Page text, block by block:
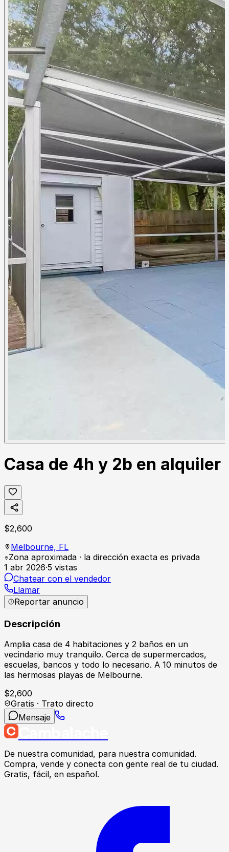
Casa de 4h y 2b en alquiler
$2,600
Melbourne, FL
Zona aproximada · la dirección exacta es privada
1 abr 2026·5 vistas
Chatear con el vendedor
Llamar
Reportar anuncio
Descripción
Amplia casa de 4 habitaciones y 2 baños en un
vecindario muy tranquilo. Cerca de supermercados,
escuelas, bancos y todo lo necesario. A 10 minutos de
las hermosas playas de Melbourne.
$2,600
Gratis · Trato directo
Mensaje
De nuestra comunidad, para nuestra comunidad.
Compra, vende y conecta con gente real de tu ciudad.
Gratis, fácil, en español.